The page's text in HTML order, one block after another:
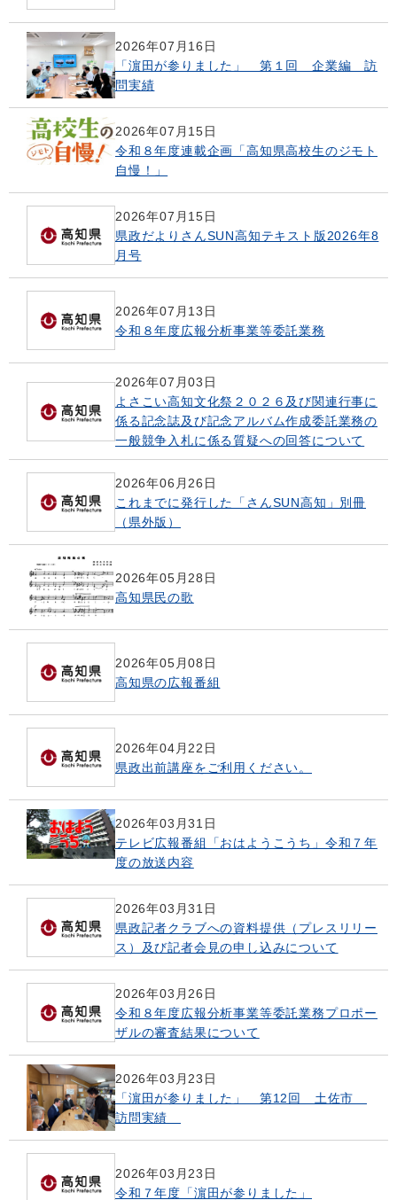
2026年07月16日
「濵田が参りました」 第１回 企業編 訪
問実績
2026年07月15日
令和８年度連載企画「高知県高校生のジモト
自慢！」
2026年07月15日
県政だよりさんSUN高知テキスト版2026年8
月号
2026年07月13日
令和８年度広報分析事業等委託業務
2026年07月03日
よさこい高知文化祭２０２６及び関連行事に
係る記念誌及び記念アルバム作成委託業務の
一般競争入札に係る質疑への回答について
2026年06月26日
これまでに発行した「さんSUN高知」別冊
（県外版）
2026年05月28日
高知県民の歌
2026年05月08日
高知県の広報番組
2026年04月22日
県政出前講座をご利用ください。
2026年03月31日
テレビ広報番組「おはようこうち」令和７年
度の放送内容
2026年03月31日
県政記者クラブへの資料提供（プレスリリー
ス）及び記者会見の申し込みについて
2026年03月26日
令和８年度広報分析事業等委託業務プロポー
ザルの審査結果について
2026年03月23日
「濵田が参りました」 第12回 土佐市
訪問実績
2026年03月23日
令和７年度「濵田が参りました」